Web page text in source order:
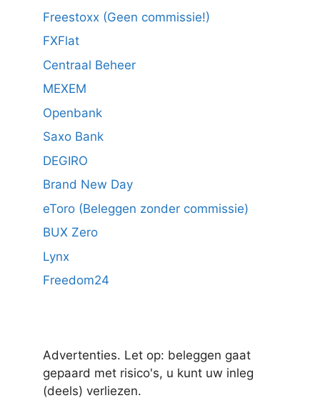
Freestoxx (Geen commissie!)
FXFlat
Centraal Beheer
MEXEM
Openbank
Saxo Bank
DEGIRO
Brand New Day
eToro (Beleggen zonder commissie)
BUX Zero
Lynx
Freedom24
Advertenties. Let op: beleggen gaat
gepaard met risico's, u kunt uw inleg
(deels) verliezen.